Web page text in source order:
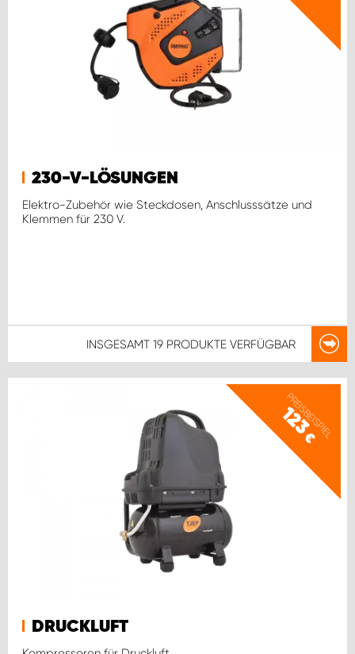
230-V-LÖSUNGEN
Elektro-Zubehör wie Steckdosen, Anschlusssätze und
Klemmen für 230 V.
INSGESAMT 19 PRODUKTE VERFÜGBAR
PREISBEISPIEL
123
€
DRUCKLUFT